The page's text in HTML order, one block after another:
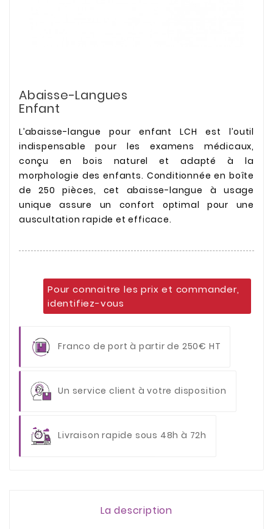
Abaisse-Langues
Enfant
L’abaisse-langue pour enfant LCH est l’outil
indispensable pour les examens médicaux,
conçu en bois naturel et adapté à la
morphologie des enfants. Conditionnée en boîte
de 250 pièces, cet abaisse-langue à usage
unique assure un confort optimal pour une
auscultation rapide et efficace.
Pour connaitre les prix et commander,
identifiez-vous
Franco de port à partir de 250€ HT
Un service client à votre disposition
Livraison rapide sous 48h à 72h
La description